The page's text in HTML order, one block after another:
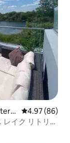
レビュー86
4.97 (86)
レイク リトリー